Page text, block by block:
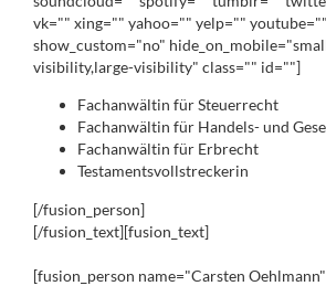
vk="" xing="" yahoo="" yelp=""
show_custom="no"
visibility,large-visibility" class="" id=""]
Fachanwältin für Steuerrecht
Fachanwältin für Handels- und
Fachanwältin für Erbrecht
Testamentsvollstreckerin
[/fusion_person]
[/fusion_text][fusion_text]
[fusion_person name="Carsten Oehlmann"